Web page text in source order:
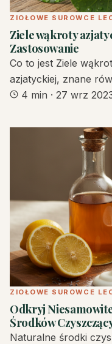
ZIOŁOWE SUROWCE
Ziele wąkroty
Zastosowanie
Co to jest Ziele
azjatyckiej, znane
4 min · 27 wrz
ZIOŁOWE SUROWCE
Odkryj
Środków
Naturalne środki